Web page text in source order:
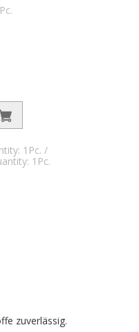
1Pc. /
1Pc.
zuverlässig.